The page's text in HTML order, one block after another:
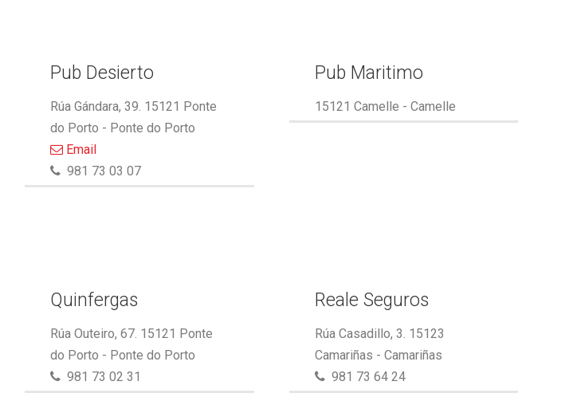
Pub Desierto
Rúa Gándara, 39. 15121 Ponte
do Porto - Ponte do Porto
Email
981 73 03 07
Pub Maritimo
15121 Camelle - Camelle
Quinfergas
Rúa Outeiro, 67. 15121 Ponte
do Porto - Ponte do Porto
981 73 02 31
Reale Seguros
Rúa Casadillo, 3. 15123
Camariñas - Camariñas
981 73 64 24